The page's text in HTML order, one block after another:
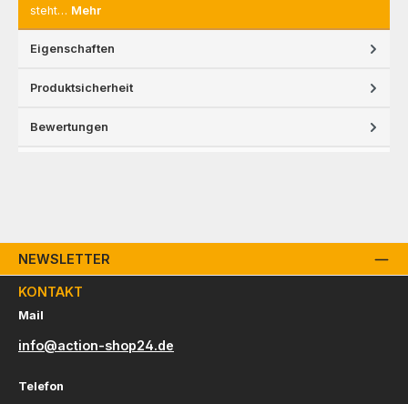
steht… Mehr
Eigenschaften
Produktsicherheit
Bewertungen
NEWSLETTER
KONTAKT
Mail
info@action-shop24.de
Telefon